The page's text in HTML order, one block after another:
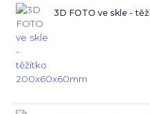
3D FOTO ve skle -